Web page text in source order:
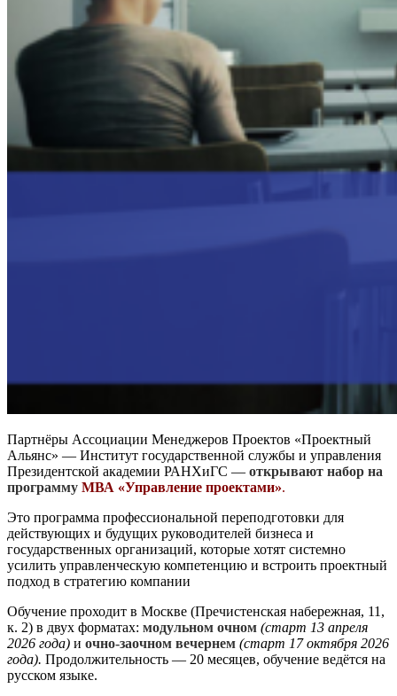
Партнёры Ассоциации Менеджеров Проектов «Проектный
Альянс» — Институт государственной службы и управления
Президентской академии РАНХиГС — открывают набор на
программу МВА «Управление проектами».
Это программа профессиональной переподготовки для
действующих и будущих руководителей бизнеса и
государственных организаций, которые хотят системно
усилить управленческую компетенцию и встроить проектный
подход в стратегию компании
Обучение проходит в Москве (Пречистенская набережная, 11,
к. 2) в двух форматах: модульном очном (старт 13 апреля
2026 года) и очно-заочном вечернем (старт 17 октября 2026
года). Продолжительность — 20 месяцев, обучение ведётся на
русском языке.